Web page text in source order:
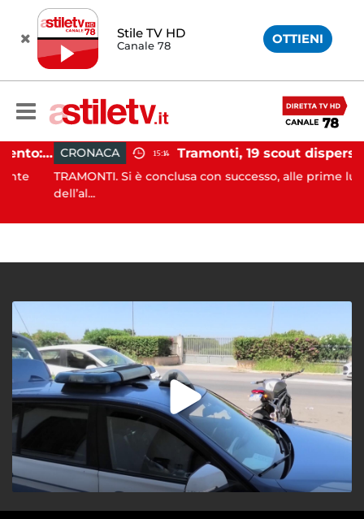
Stile TV HD
Canale 78 OTTIENI
Incidente agricolo nel Cilento: trattore si ribalta, muore 71enne CRONACA 15:14
TRAMONTI. Si è conclusa con successo, alle prime luci
dell’al...